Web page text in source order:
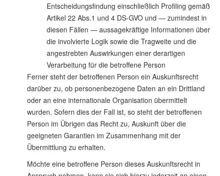
Entscheidungsfindung einschließlich Profiling gemäß
Artikel 22 Abs.1 und 4 DS-GVO und — zumindest in
diesen Fällen — aussagekräftige Informationen über
die involvierte Logik sowie die Tragweite und die
angestrebten Auswirkungen einer derartigen
Verarbeitung für die betroffene Person
Ferner steht der betroffenen Person ein Auskunftsrecht
darüber zu, ob personenbezogene Daten an ein Drittland
oder an eine internationale Organisation übermittelt
wurden. Sofern dies der Fall ist, so steht der betroffenen
Person im Übrigen das Recht zu, Auskunft über die
geeigneten Garantien im Zusammenhang mit der
Übermittlung zu erhalten.
Möchte eine betroffene Person dieses Auskunftsrecht in